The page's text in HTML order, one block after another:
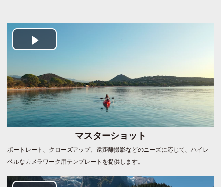
Play
Video
マスターショット
ポートレート、クローズアップ、遠距離撮影などのニーズに応じて、ハイレ
ベルなカメラワーク用テンプレートを提供します。